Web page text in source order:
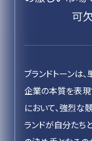
可
ブランドトーンは
企業の本質を表
において、強烈な
ランドが自分たち